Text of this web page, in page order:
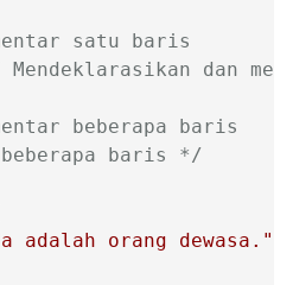
satu baris
dan
beberapa baris
beberapa baris */
adalah orang dewasa."